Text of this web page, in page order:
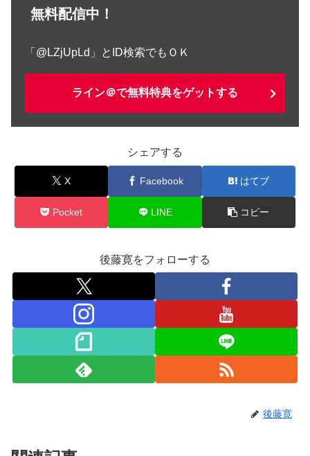
無料配信中！
「@LZjUpLd」とID検索でもＯＫ
ライン＠で無料特典をゲットする
シェアする
X Facebook はてブ
Pocket LINE コピー
後藤寛をフォローする
後藤寛